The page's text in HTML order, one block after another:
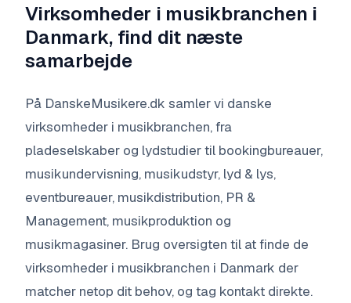
Virksomheder i musikbranchen i
Danmark, find dit næste
samarbejde
På DanskeMusikere.dk samler vi danske
virksomheder i musikbranchen, fra
pladeselskaber og lydstudier til bookingbureauer,
musikundervisning, musikudstyr, lyd & lys,
eventbureauer, musikdistribution, PR &
Management, musikproduktion og
musikmagasiner. Brug oversigten til at finde de
virksomheder i musikbranchen i Danmark der
matcher netop dit behov, og tag kontakt direkte.